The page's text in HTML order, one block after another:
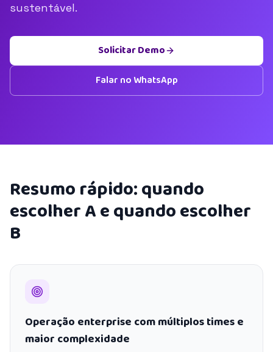
sustentável.
Solicitar Demo
Falar no WhatsApp
Resumo rápido: quando
escolher A e quando escolher
B
Operação enterprise com múltiplos times e
maior complexidade